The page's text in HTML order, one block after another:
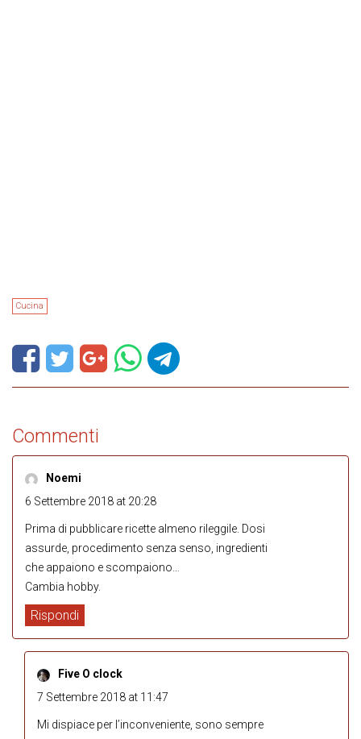
Cucina
Commenti
Noemi
6 Settembre 2018 at 20:28
Prima di pubblicare ricette almeno rileggile. Dosi
assurde, procedimento senza senso, ingredienti
che appaiono e scompaiono…
Cambia hobby.
Rispondi
Five O clock
7 Settembre 2018 at 11:47
Mi dispiace per l’inconveniente, sono sempre